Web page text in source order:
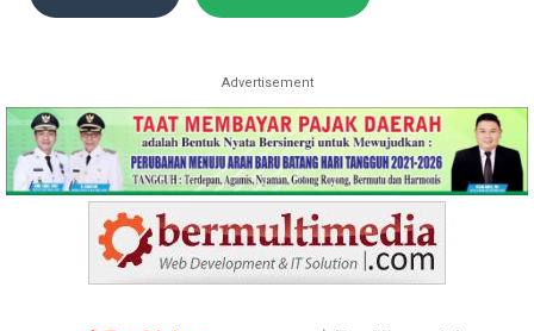
Advertisement